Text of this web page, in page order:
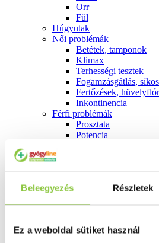
Beleegyezés Részletek
Ez a weboldal sütiket használ
Orr
Fül
Húgyutak
Női problémák
Betétek, tamponok
Klimax
Terhességi tesztek
Fogamzásgátlás,
Fertőzések,
Inkontinencia
Férfi problémák
Prosztata
Potencia
Vérnyomás és szív
Szájvíz